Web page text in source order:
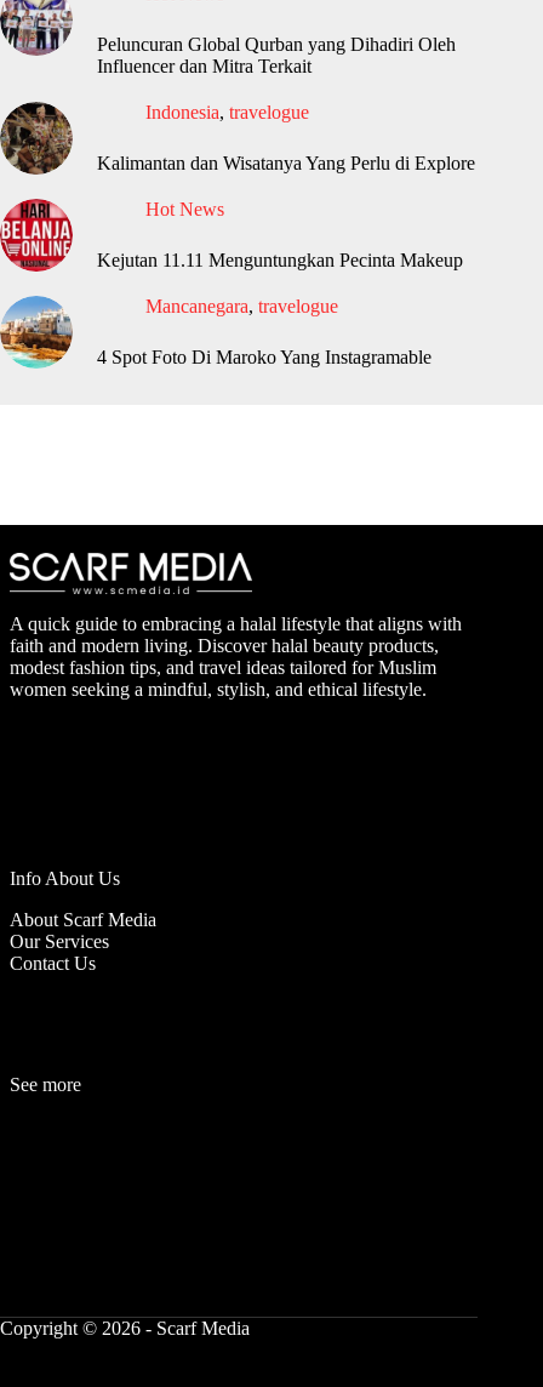
Peluncuran Global Qurban yang Dihadiri Oleh
Influencer dan Mitra Terkait
Indonesia, travelogue
Kalimantan dan Wisatanya Yang Perlu di Explore
Hot News
Kejutan 11.11 Menguntungkan Pecinta Makeup
Mancanegara, travelogue
4 Spot Foto Di Maroko Yang Instagramable
A quick guide to embracing a halal lifestyle that aligns with
faith and modern living. Discover halal beauty products,
modest fashion tips, and travel ideas tailored for Muslim
women seeking a mindful, stylish, and ethical lifestyle.
Info About Us
About Scarf Media
Our Services
Contact Us
See more
Copyright © 2026 - Scarf Media